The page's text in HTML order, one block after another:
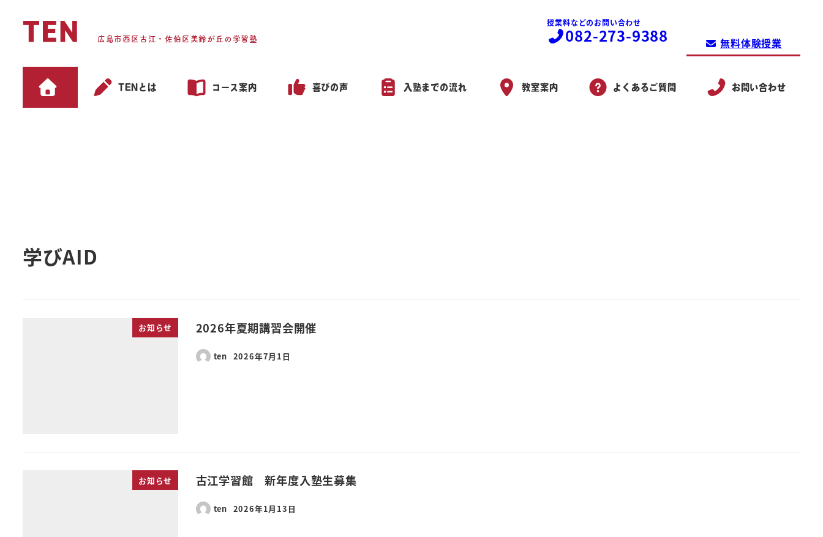
広島市西区古江・佐伯区美鈴が丘の学習塾
授業料などのお問い合わせ
082-273-9388 無料体験授業
TENとは コース案内 喜びの声 入塾までの流れ 教室案内 よくあるご質問 お問い合わせ
学びAID
お知らせ 2026年夏期講習会開催
ten 2026年7月1日
お知らせ 古江学習館 新年度入塾生募集
ten 2026年1月13日